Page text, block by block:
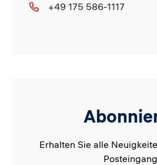
+49 175 586-1117
Erhalten Sie alle